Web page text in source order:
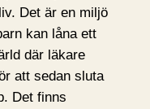
Det är en miljö
kan låna ett
där läkare
att sedan sluta
Det finns